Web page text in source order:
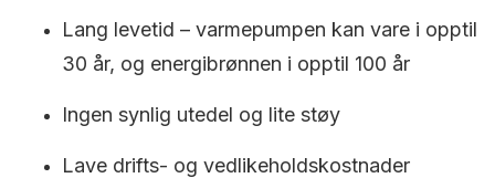
Lang levetid – varmepumpen kan vare i opptil
30 år, og energibrønnen i opptil 100 år
Ingen synlig utedel og lite støy
Lave drifts- og vedlikeholdskostnader